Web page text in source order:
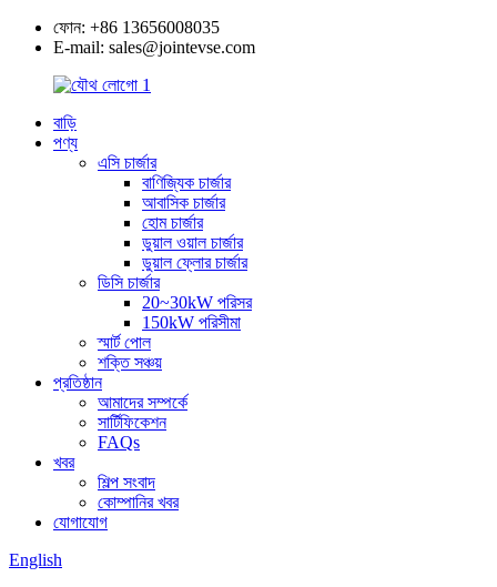
ফোন: +86 13656008035
E-mail: sales@jointevse.com
বাড়ি
পণ্য
এসি চার্জার
বাণিজ্যিক চার্জার
আবাসিক চার্জার
হোম চার্জার
ডুয়াল ওয়াল চার্জার
ডুয়াল ফ্লোর চার্জার
ডিসি চার্জার
20~30kW পরিসর
150kW পরিসীমা
স্মার্ট পোল
শক্তি সঞ্চয়
প্রতিষ্ঠান
আমাদের সম্পর্কে
সার্টিফিকেশন
FAQs
খবর
শিল্প সংবাদ
কোম্পানির খবর
যোগাযোগ
English